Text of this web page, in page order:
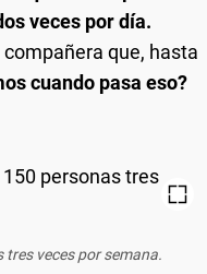
veces por día.
compañera que, hasta
cuando pasa eso?
veces por semana.